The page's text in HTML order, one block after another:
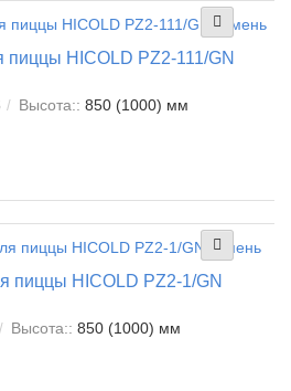
HICOLD PZ2-111/GN
Высота:: 850 (1000) мм
пиццы HICOLD PZ2-1/GN
Высота:: 850 (1000) мм